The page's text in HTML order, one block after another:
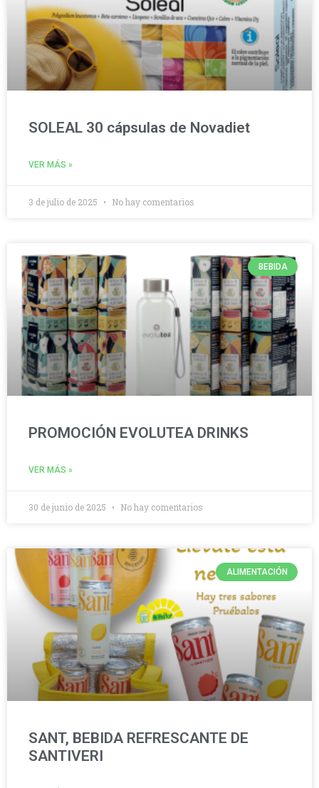
SOLEAL 30 cápsulas de Novadiet
VER MÁS »
3 de julio de 2025 No hay comentarios
BEBIDA
PROMOCIÓN EVOLUTEA DRINKS
VER MÁS »
30 de junio de 2025 No hay comentarios
ALIMENTACIÓN
SANT, BEBIDA REFRESCANTE DE
SANTIVERI